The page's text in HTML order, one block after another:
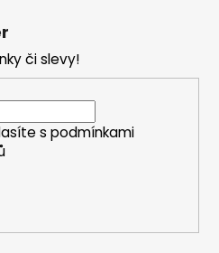
či slevy!
s podmínkami